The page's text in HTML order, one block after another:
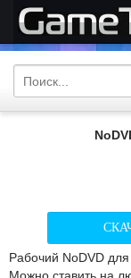
Рабочий NoDVD